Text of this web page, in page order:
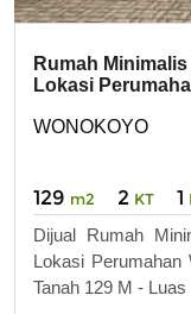
Rumah
Lokasi
WONOKOYO
129 m2 2 KT 1
Dijual Rumah
Lokasi
Tanah 129 M - Luas